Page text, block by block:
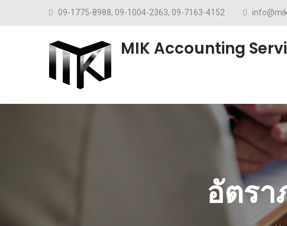
Skip to content09-1775-8988, 09-1004-2363, 09-7163-4152
MIK Accounting
อัตรา